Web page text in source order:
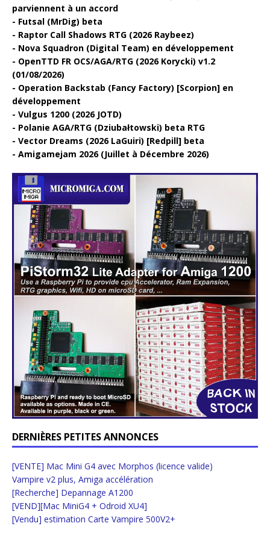
parviennent à un accord
Futsal (MrDig) beta
Raptor Call Shadows RTG (2026 Raybeez)
Nova Squadron (Digital Team) en développement
OpenTTD FR OCS/AGA/RTG (2026 Korycki) v1.2
(01/08/2026)
Operation Backstab (Fancy Factory) [Scorpion] en
développement
Vulgus 1200 (2026 JOTD)
Polanie AGA/RTG (Dziubałtowski) beta RTG
Vector Dreams (2026 LaGuiri) [Redpill] beta
Amigamejam 2026 (Juillet à Décembre 2026)
DERNIÈRES PETITES ANNONCES
[VENTE] Mac Mini G4 avec Morphos (licence valide)
Vampire v2 plus, Amiga accélération
[Recherche] Depannage A1200
[VEND][Mac MiniG4 + Odroid XU4]
[Vendu] estimation Carte Vampire 500V2+